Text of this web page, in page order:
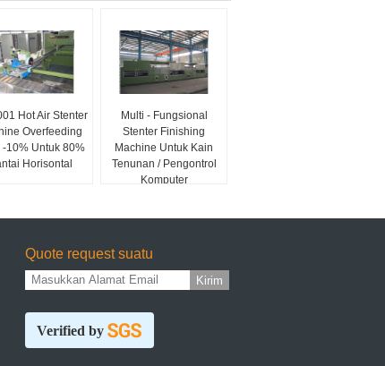
Hot Air Stenter
Overfeeding
-10% Untuk 80%
Horisontal
Multi - Fungsional
Stenter Finishing
Machine Untuk Kain
Tenunan / Pengontrol
Komputer
Quote request suatu
Kirim
Verified by